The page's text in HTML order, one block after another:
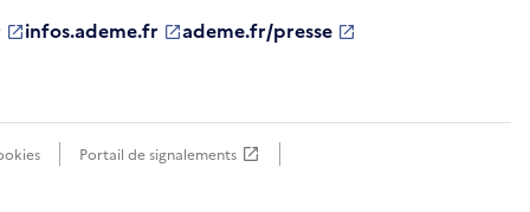
infos.ademe.fr
S'ouvre ademe.fr/presse
S'ouvre
Portail de signalements
S'ouvre